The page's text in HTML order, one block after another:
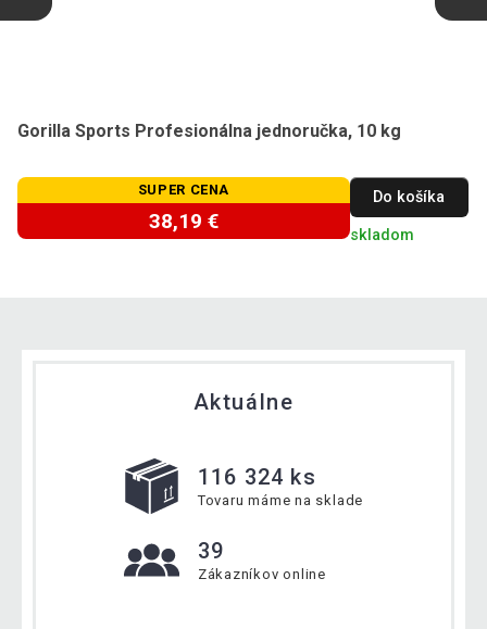
Gorilla Sports Profesionálna jednoručka, 10 kg
SUPER CENA
38,19 €
Do košíka
skladom
Aktuálne
116 324 ks
Tovaru máme na sklade
39
Zákazníkov online